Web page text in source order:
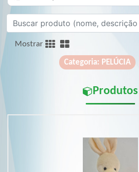
Mostrar
Categoria: PELÚCIA
Produtos